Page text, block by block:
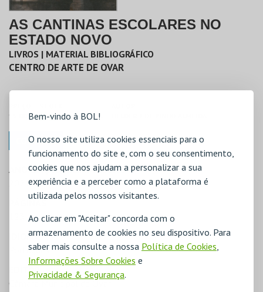
Bem-vindo à BOL!
O nosso site utiliza cookies essenciais para o
funcionamento do site e, com o seu consentimento,
cookies que nos ajudam a personalizar a sua
experiência e a perceber como a plataforma é
utilizada pelos nossos visitantes.
Ao clicar em "Aceitar" concorda com o
armazenamento de cookies no seu dispositivo. Para
saber mais consulte a nossa Política de Cookies
Informações Sobre Cookies e
Privacidade & Segurança.
AS CANTINAS ESCOLARES NO
ESTADO NOVO
LIVROS | MATERIAL BIBLIOGRÁFICO
CENTRO DE ARTE DE OVAR
15,00€
COM STOCK
COMPRAR
ANO EDIÇÃO/ REIMPRESSÃO
2021
PÁGINAS
IDIOMA
Português
EDITOR
Câmara Municipal de Ovar